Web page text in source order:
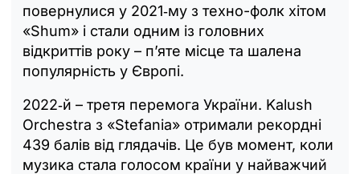
повернулися у 2021‑му з техно-фолк хітом
«Shum» і стали одним із головних
відкриттів року – п’яте місце та шалена
популярність у Європі.
2022‑й – третя перемога України. Kalush
Orchestra з «Stefania» отримали рекордні
439 балів від глядачів. Це був момент, коли
музика стала голосом країни у найважчий